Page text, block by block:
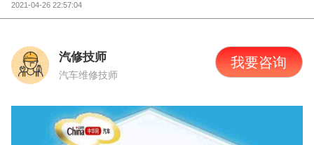
2021-04-26 22:57:04
汽修技师
汽车维修技师
我要咨询